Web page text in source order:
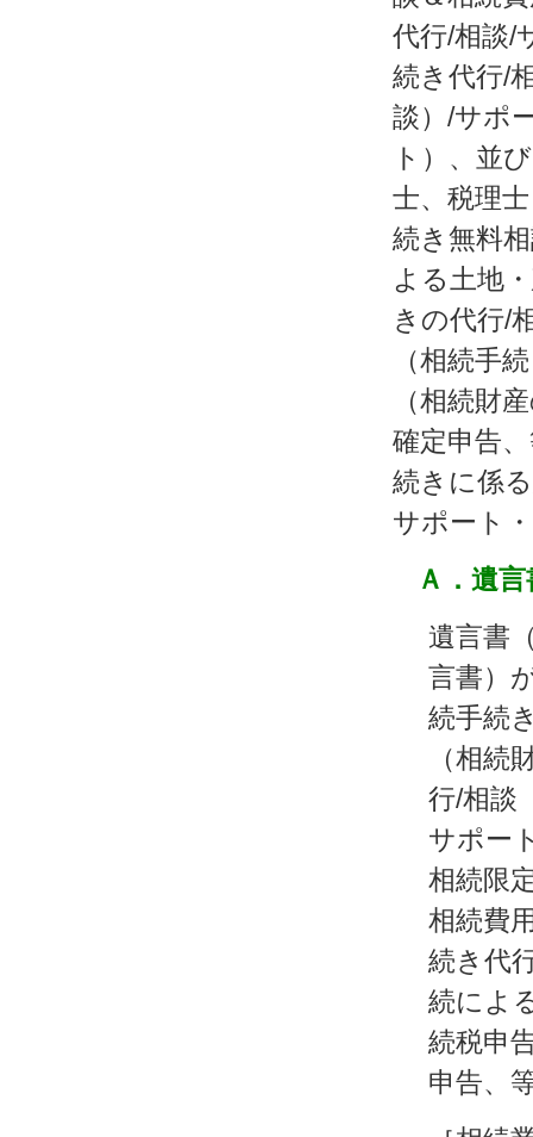
代行/相談/
続き代行/
談）/サポ
ト）、並
士、税理
続き無料
よる土地
きの代行/
（相続手
（相続財
確定申告
続きに係
サポート
Ａ．遺
遺言書
言書）
続手続
（相続
行/相談
サポー
相続限
相続費
続き代
続によ
続税申
申告、